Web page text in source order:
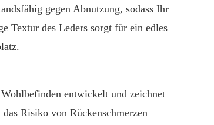
gegen Abnutzung, sodass Ihr
Textur des Leders sorgt für ein edles
entwickelt und zeichnet
Risiko von Rückenschmerzen